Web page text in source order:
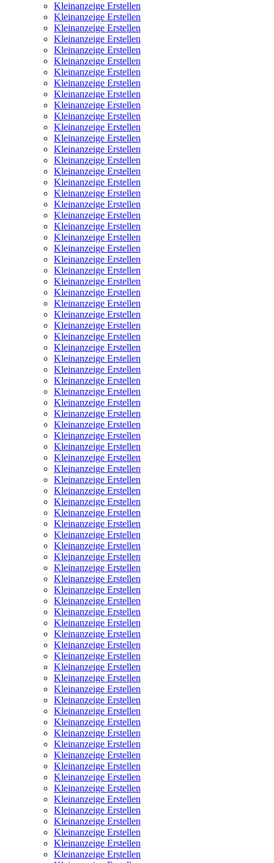
Kleinanzeige Erstellen
Kleinanzeige Erstellen
Kleinanzeige Erstellen
Kleinanzeige Erstellen
Kleinanzeige Erstellen
Kleinanzeige Erstellen
Kleinanzeige Erstellen
Kleinanzeige Erstellen
Kleinanzeige Erstellen
Kleinanzeige Erstellen
Kleinanzeige Erstellen
Kleinanzeige Erstellen
Kleinanzeige Erstellen
Kleinanzeige Erstellen
Kleinanzeige Erstellen
Kleinanzeige Erstellen
Kleinanzeige Erstellen
Kleinanzeige Erstellen
Kleinanzeige Erstellen
Kleinanzeige Erstellen
Kleinanzeige Erstellen
Kleinanzeige Erstellen
Kleinanzeige Erstellen
Kleinanzeige Erstellen
Kleinanzeige Erstellen
Kleinanzeige Erstellen
Kleinanzeige Erstellen
Kleinanzeige Erstellen
Kleinanzeige Erstellen
Kleinanzeige Erstellen
Kleinanzeige Erstellen
Kleinanzeige Erstellen
Kleinanzeige Erstellen
Kleinanzeige Erstellen
Kleinanzeige Erstellen
Kleinanzeige Erstellen
Kleinanzeige Erstellen
Kleinanzeige Erstellen
Kleinanzeige Erstellen
Kleinanzeige Erstellen
Kleinanzeige Erstellen
Kleinanzeige Erstellen
Kleinanzeige Erstellen
Kleinanzeige Erstellen
Kleinanzeige Erstellen
Kleinanzeige Erstellen
Kleinanzeige Erstellen
Kleinanzeige Erstellen
Kleinanzeige Erstellen
Kleinanzeige Erstellen
Kleinanzeige Erstellen
Kleinanzeige Erstellen
Kleinanzeige Erstellen
Kleinanzeige Erstellen
Kleinanzeige Erstellen
Kleinanzeige Erstellen
Kleinanzeige Erstellen
Kleinanzeige Erstellen
Kleinanzeige Erstellen
Kleinanzeige Erstellen
Kleinanzeige Erstellen
Kleinanzeige Erstellen
Kleinanzeige Erstellen
Kleinanzeige Erstellen
Kleinanzeige Erstellen
Kleinanzeige Erstellen
Kleinanzeige Erstellen
Kleinanzeige Erstellen
Kleinanzeige Erstellen
Kleinanzeige Erstellen
Kleinanzeige Erstellen
Kleinanzeige Erstellen
Kleinanzeige Erstellen
Kleinanzeige Erstellen
Kleinanzeige Erstellen
Kleinanzeige Erstellen
Kleinanzeige Erstellen
Kleinanzeige Erstellen